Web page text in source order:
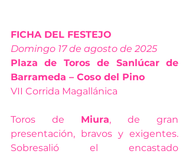
FICHA DEL FESTEJO
Domingo 17 de agosto de 2025
Plaza de Toros de Sanlúcar de
Barrameda – Coso del Pino
VII Corrida Magallánica
Toros de Miura, de gran
presentación, bravos y exigentes.